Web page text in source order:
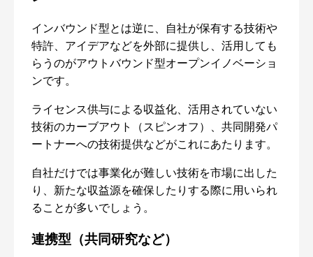
インバウンド型とは逆に、自社が保有する技術や
特許、アイデアなどを外部に提供し、活用しても
らうのがアウトバウンド型オープンイノベーショ
ンです。
ライセンス供与による収益化、活用されていない
技術のカーブアウト（スピンオフ）、共同開発パ
ートナーへの技術提供などがこれにあたります。
自社だけでは事業化が難しい技術を市場に出した
り、新たな収益源を確保したりする際に用いられ
ることが多いでしょう。
連携型（共同研究など）